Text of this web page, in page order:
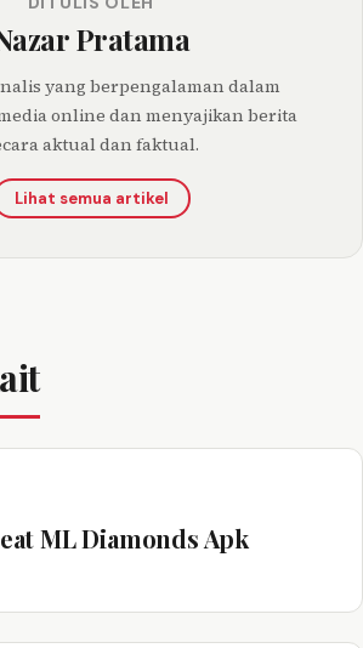
Pratama
yang berpengalaman dalam
online dan menyajikan berita
aktual dan faktual.
Lihat semua artikel
ML Diamonds Apk